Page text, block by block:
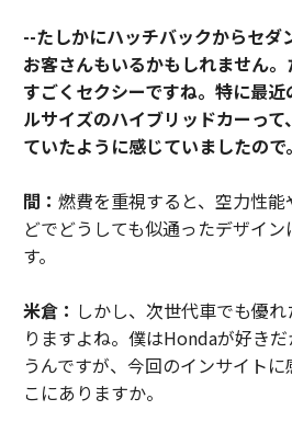
--たしかにハッチバックからセダ
お客さんもいるかもしれません
すごくセクシーですね。特に最
ルサイズのハイブリッドカーっ
ていたように感じていましたので。
間： 燃費を重視すると、空力性
どでどうしても似通ったデザイ
す。
米倉： しかし、次世代車でも優
りますよね。僕はHondaが好き
うんですが、今回のインサイト
こにありますか。